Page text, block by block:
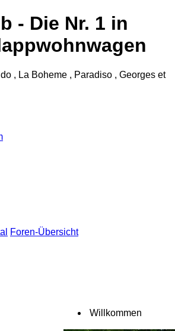
- Die Nr. 1 in
, La Boheme , Paradiso , Georges et
Foren-Übersicht
Willkommen